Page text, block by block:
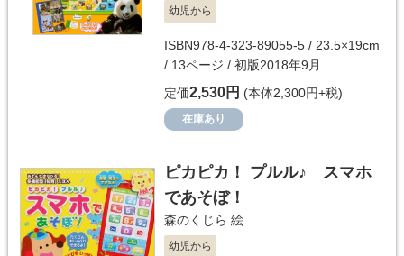
幼児から
ISBN978-4-323-89055-5 / 23.5×19cm
/ 13ページ / 初版2018年9月
定価2,530円 (本体2,300円+税)
在庫あり
ピカピカ！ プルル♪ スマホ
であそぼ！
森のくじら 絵
幼児から